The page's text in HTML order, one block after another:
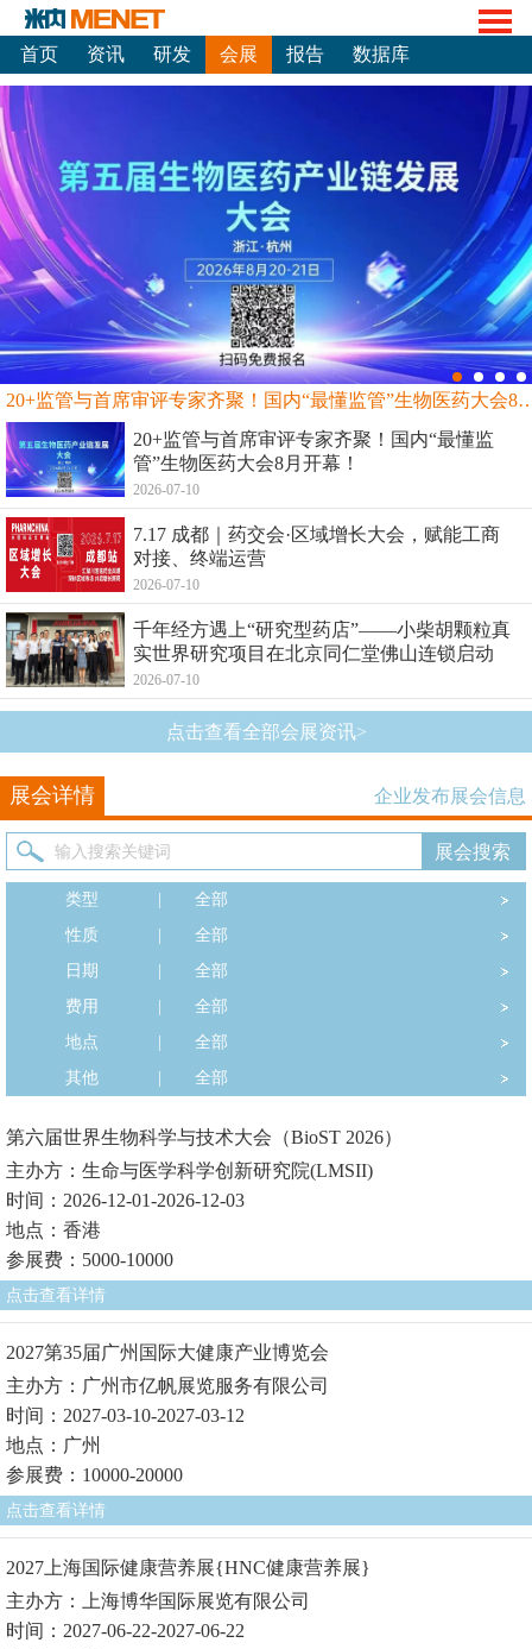
首页 资讯 研发 会展 报告 数据库
20+监管与首席审评专家齐聚！国内“最
20+监管与首席审评专家齐聚！国内“最懂监
管”生物医药大会8月开幕！
2026-07-10
7.17 成都｜药交会·区域增长大会，赋能工商
对接、终端运营
2026-07-10
千年经方遇上“研究型药店”——小柴胡颗粒真
实世界研究项目在北京同仁堂佛山连锁启动
2026-07-10
点击查看全部会展资讯>
展会详情 企业发布展会信息
类型
全部
性质
全部
日期
全部
费用
全部
地点
全部
其他
全部
第六届世界生物科学与技术大会（BioST 2026）
主办方：生命与医学科学创新研究院(LMSII)
时间：2026-12-01-2026-12-03
地点：香港
参展费：5000-10000
点击查看详情
2027第35届广州国际大健康产业博览会
主办方：广州市亿帆展览服务有限公司
时间：2027-03-10-2027-03-12
地点：广州
参展费：10000-20000
点击查看详情
2027上海国际健康营养展{HNC健康营养展}
主办方：上海博华国际展览有限公司
时间：2027-06-22-2027-06-22